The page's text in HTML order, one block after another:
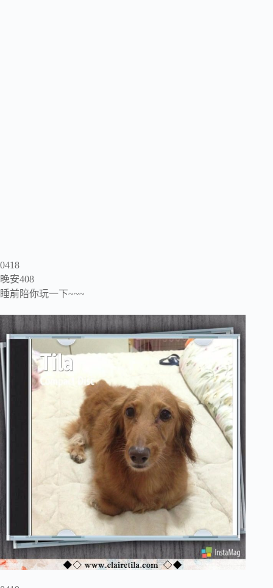
0418
晚安408
睡前陪你玩一下~~~